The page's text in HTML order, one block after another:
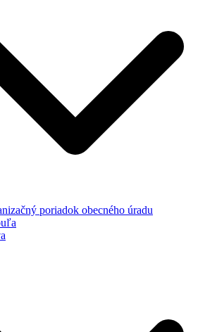
poriadok obecného úradu